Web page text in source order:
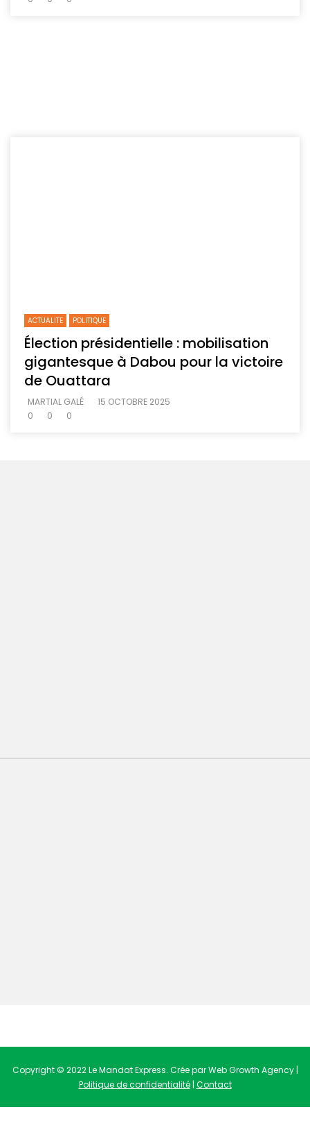
ACTUALITE POLITIQUE
Élection présidentielle : mobilisation
gigantesque à Dabou pour la victoire
de Ouattara
MARTIAL GALÉ
15 OCTOBRE 2025
0
0 0
Copyright © 2022 Le Mandat Express. Crée par Web Growth Agency |
Politique de confidentialité| Contact